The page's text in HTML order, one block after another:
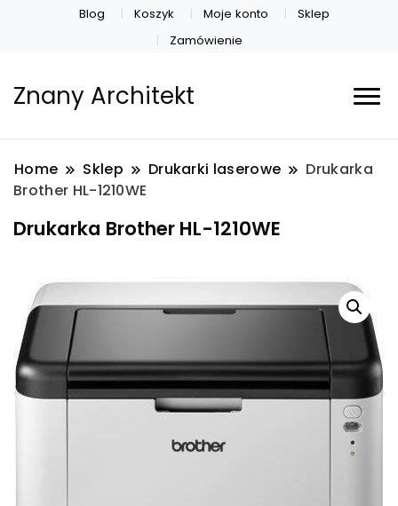
Blog Koszyk Moje konto
Sklep
Zamówienie
Znany Architekt
Home Sklep Drukarki laserowe
Drukarka
Brother HL-1210WE
Drukarka Brother HL-1210WE